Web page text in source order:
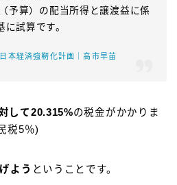
予算）の配当所得と譲渡益に係
試算です。
本経済強靭化計画｜高市早苗
して20.315%の税金がかかりま
税5％)
よう ということです。